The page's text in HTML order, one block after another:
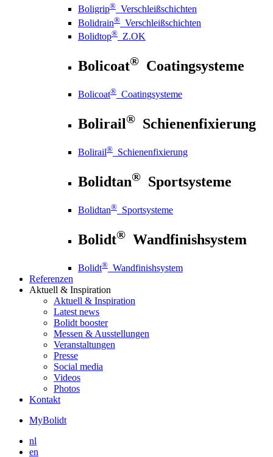
Boligrip® Verschleißschichten
Bolidrain® Verschleißschichten
Bolidtop® Z.OK
Bolicoat® Coatingsysteme
Bolicoat® Coatingsysteme
Bolirail® Schienenfixierung
Bolirail® Schienenfixierung
Bolidtan® Sportsysteme
Bolidtan® Sportsysteme
Bolidt® Wandfinishsystem
Bolidt® Wandfinishsystem
Referenzen
Aktuell & Inspiration
Aktuell & Inspiration
Latest news
Bolidt booster
Messen & Ausstellungen
Veranstaltungen
Presse
Social media
Videos
Photos
Kontakt
MyBolidt
nl
en